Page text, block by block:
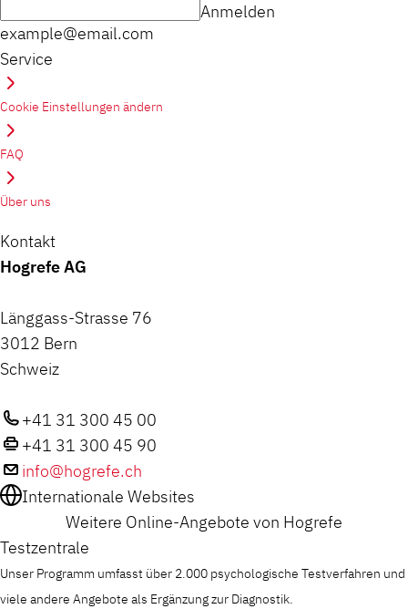
example@email.com
Anmelden
Service
Cookie Einstellungen ändern
FAQ
Über uns
Kontakt
Hogrefe AG
Länggass-Strasse 76
3012 Bern
Schweiz
+41 31 300 45 00
+41 31 300 45 90
info@hogrefe.ch
Internationale Websites
Weitere Online-Angebote von Hogrefe
Testzentrale
Unser Programm umfasst über 2.000 psychologische Testverfahren und
viele andere Angebote als Ergänzung zur Diagnostik.